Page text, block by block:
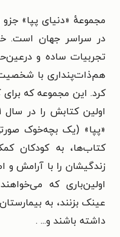
مجموعهٔ «دنیای پپا»
در سراسر جهان است.
تجربیات ساده و
هم‌ذات‌پنداری با
«پپا» (یک بچه‌خوک
کتاب‌ها، به کودکان
زندگیشان را با آرامش و
اولین‌باری که
عینک بزنند، به
داشته باشند و... .